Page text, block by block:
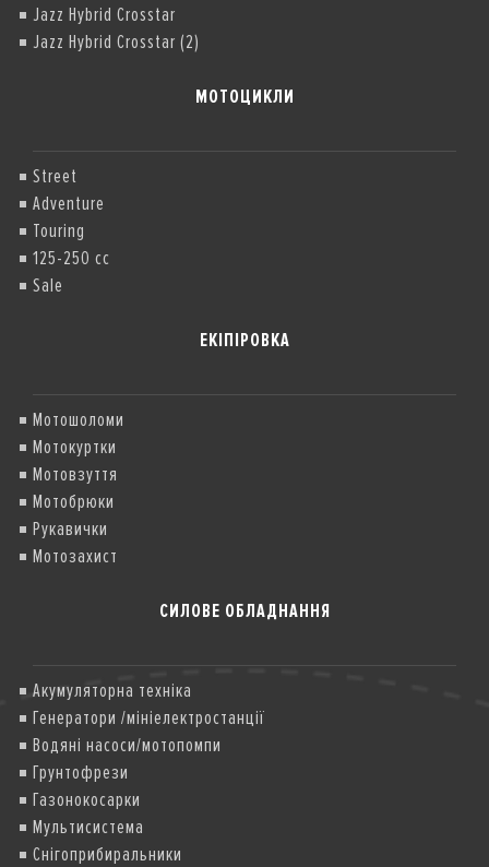
Jazz Hybrid Crosstar
Jazz Hybrid Crosstar (2)
МОТОЦИКЛИ
Street
Adventure
Touring
125-250 cc
Sale
ЕКІПІРОВКА
Мотошоломи
Мотокуртки
Мотовзуття
Мотобрюки
Рукавички
Мотозахист
СИЛОВЕ ОБЛАДНАННЯ
Акумуляторна техніка
Генератори /мініелектростанції
Водяні насоси/мотопомпи
Грунтофрези
Газонокосарки
Мультисистема
Снігоприбиральники